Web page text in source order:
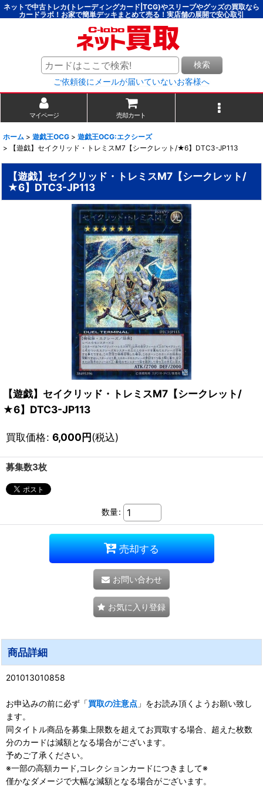
ネットで中古トレカ(トレーディングカード|TCG)やスリーブやグッズの買取なら
カードラボ！お家で簡単デッキまとめて売る！実店舗の展開で安心取引
検索
ご依頼後にメールが届いていないお客様へ
マイページ 売却カート
ホーム > 遊戯王OCG > 遊戯王OCG:エクシーズ
>
【遊戯】セイクリッド・トレミスM7【シークレット/★6】DTC3-JP113
【遊戯】セイクリッド・トレミスM7【シークレット/
★6】DTC3-JP113
【遊戯】セイクリッド・トレミスM7【シークレット/
★6】DTC3-JP113
買取価格: 6,000円(税込)
募集数3枚
数量:
売却する
お問い合わせ
お気に入り登録
商品詳細
201013010858
お申込みの前に必ず「買取の注意点 」をお読み頂くようお願い致し
ます。
同タイトル商品を募集上限数を超えてお買取する場合、超えた枚数
分のカードは減額となる場合がございます。
予めご了承ください。
※一部の高額カード,コレクションカードにつきまして※
僅かなダメージで大幅な減額となる場合がございます。